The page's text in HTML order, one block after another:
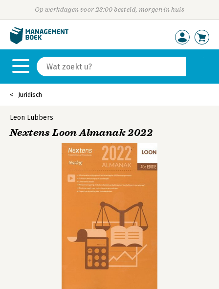
Op werkdagen voor 23:00 besteld, morgen in huis
Juridisch
Leon Lubbers
Nextens Loon Almanak 2022